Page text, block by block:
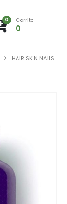
0 Carrito
0
HAIR SKIN NAILS